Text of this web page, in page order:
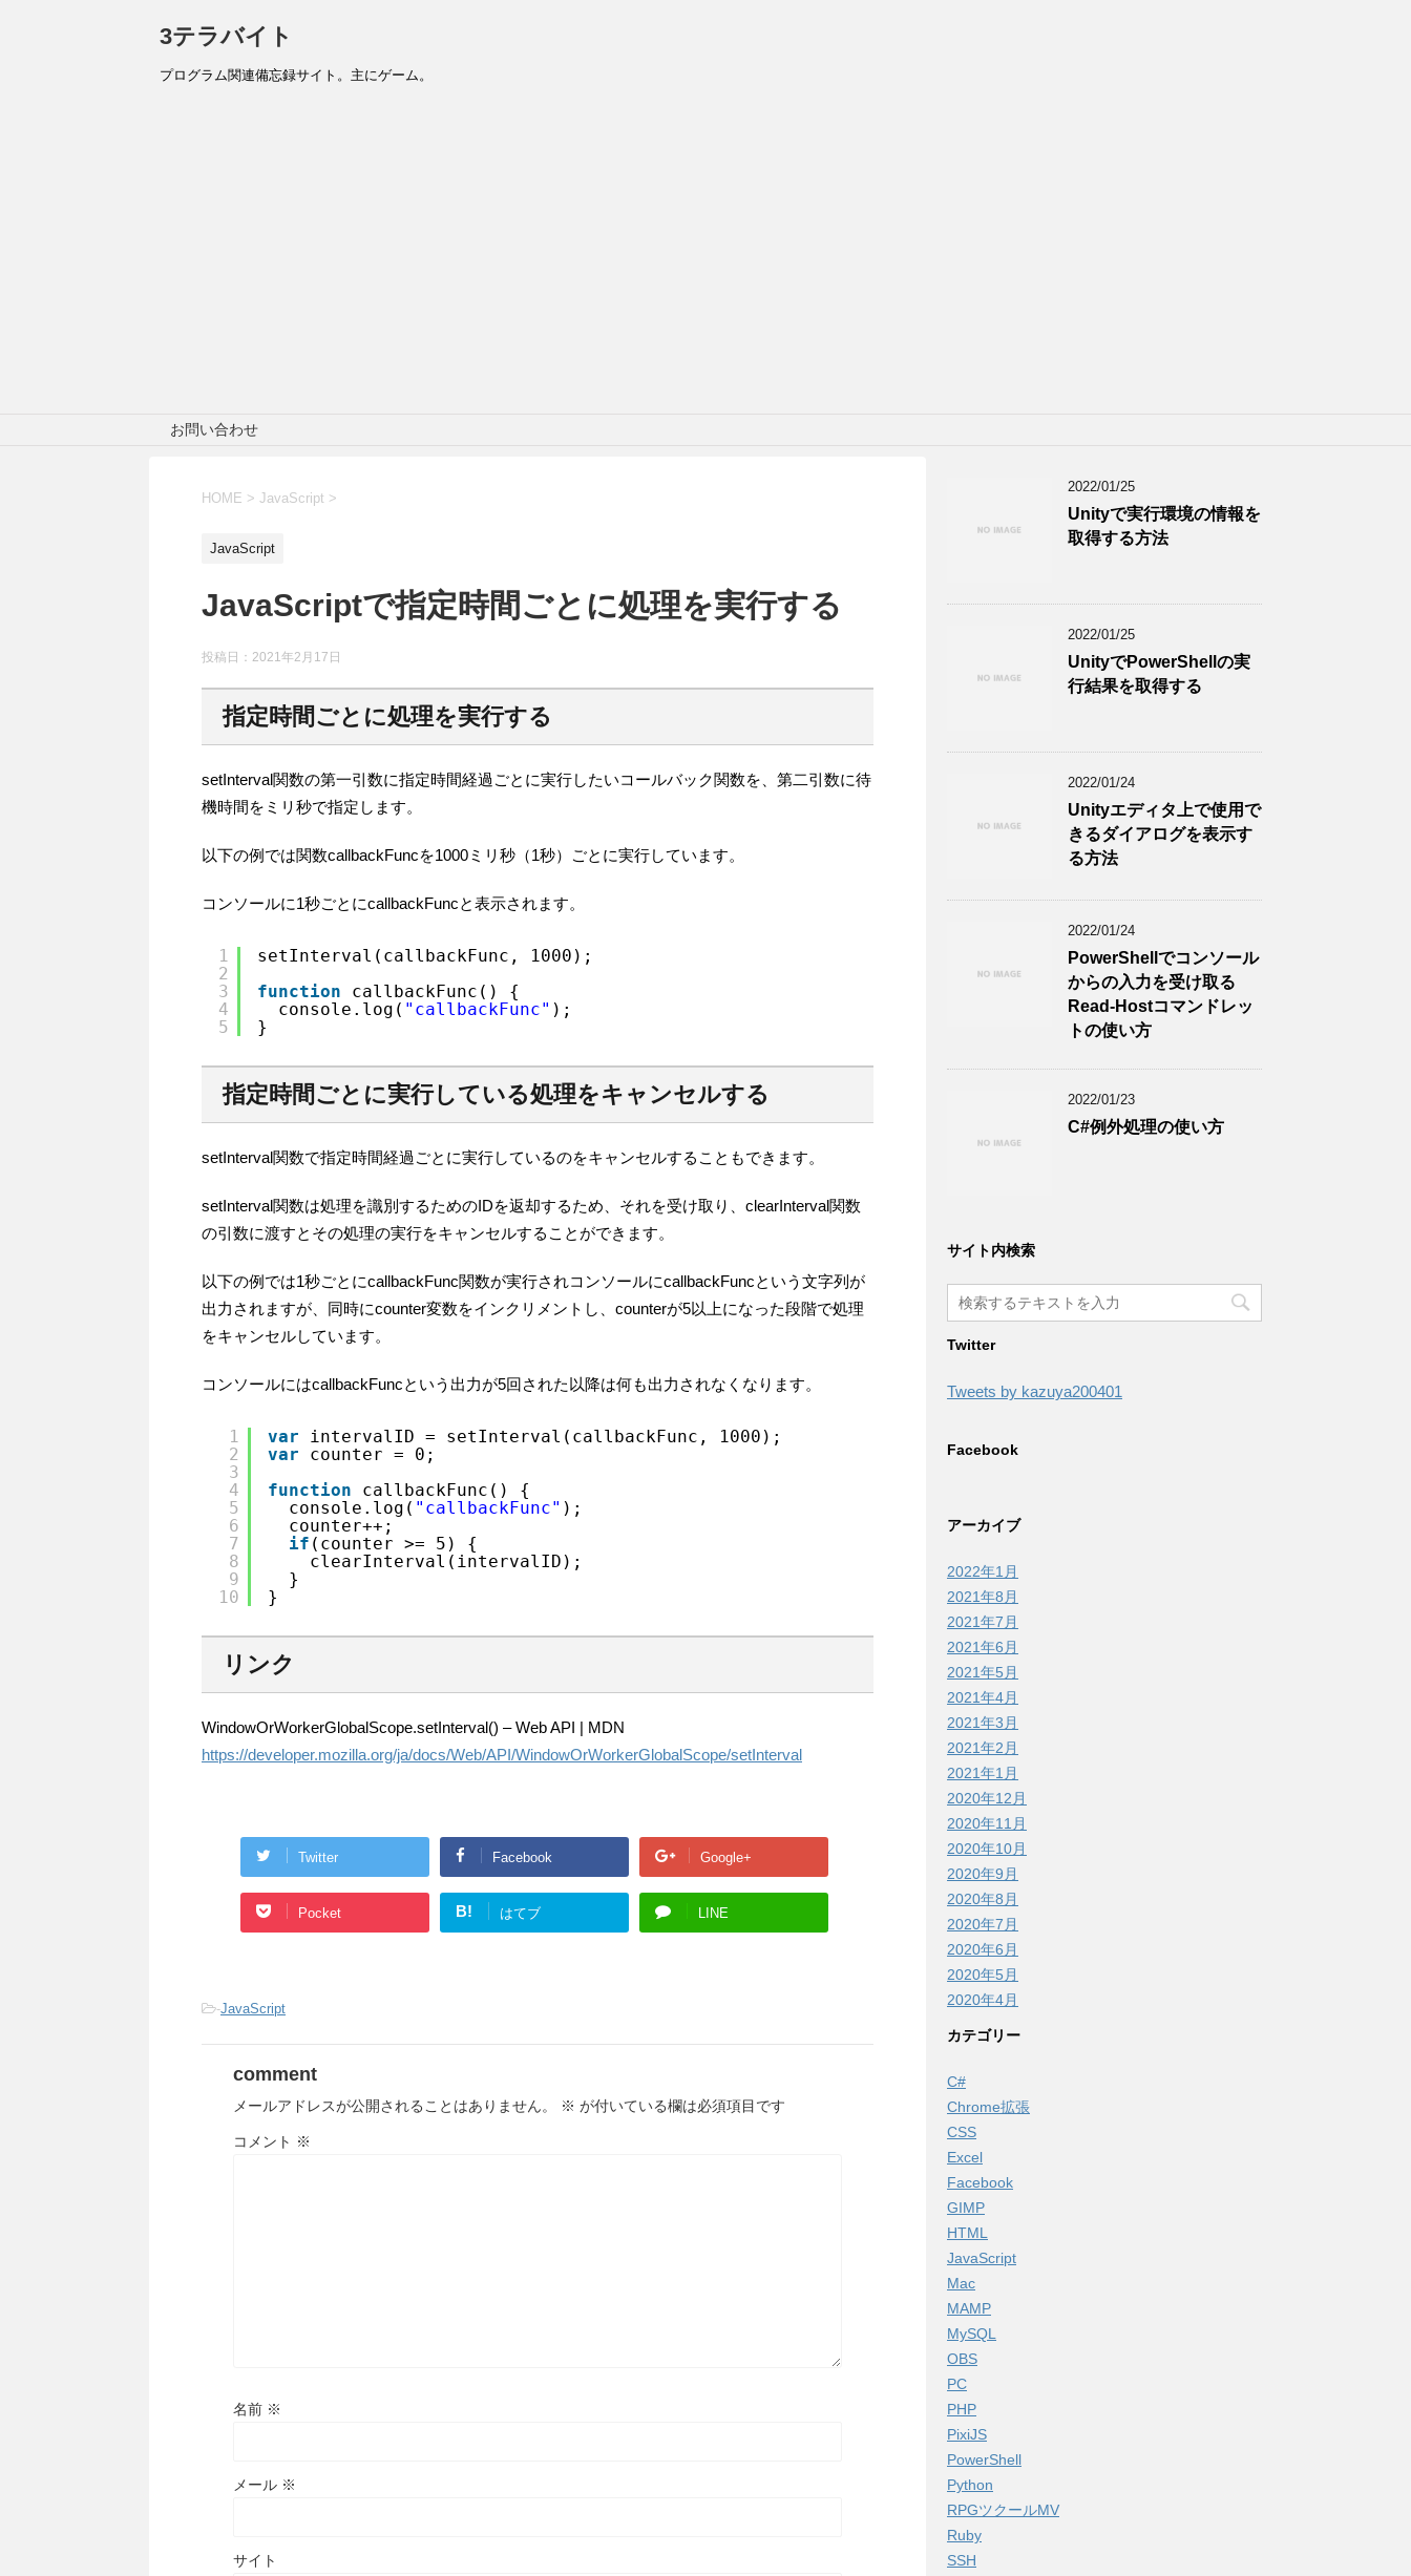
3テラバイト
プログラム関連備忘録サイト。主にゲーム。
お問い合わせ
HOME > JavaScript >
JavaScript
JavaScriptで指定時間ごとに処理を実行する
投稿日： 2021年2月17日
指定時間ごとに処理を実行する
setInterval関数の第一引数に指定時間経過ごとに実行したいコールバック関数を、第二引数に待
機時間をミリ秒で指定します。
以下の例では関数callbackFuncを1000ミリ秒（1秒）ごとに実行しています。
コンソールに1秒ごとにcallbackFuncと表示されます。
1
2
3
4
5
setInterval(callbackFunc, 1000);
function
callbackFunc() {
console.log( "callbackFunc" );
}
指定時間ごとに実行している処理をキャンセルする
setInterval関数で指定時間経過ごとに実行しているのをキャンセルすることもできます。
setInterval関数は処理を識別するためのIDを返却するため、それを受け取り、clearInterval関数
の引数に渡すとその処理の実行をキャンセルすることができます。
以下の例では1秒ごとにcallbackFunc関数が実行されコンソールにcallbackFuncという文字列が
出力されますが、同時にcounter変数をインクリメントし、counterが5以上になった段階で処理
をキャンセルしています。
コンソールにはcallbackFuncという出力が5回された以降は何も出力されなくなります。
1
2
3
4
5
6
7
8
9
10
var
intervalID = setInterval(callbackFunc, 1000);
var
counter = 0;
function
callbackFunc() {
console.log( "callbackFunc" );
counter++;
if (counter >= 5) {
clearInterval(intervalID);
}
}
リンク
WindowOrWorkerGlobalScope.setInterval() – Web API | MDN
https://developer.mozilla.org/ja/docs/Web/API/WindowOrWorkerGlobalScope/setInterval
Twitter Facebook Google+
Pocket B! はてブ LINE
-JavaScript
comment
メールアドレスが公開されることはありません。 ※ が付いている欄は必須項目です
コメント ※
名前 ※
メール ※
サイト
2022/01/25
Unityで実行環境の情報を
取得する方法
2022/01/25
UnityでPowerShellの実
行結果を取得する
2022/01/24
Unityエディタ上で使用で
きるダイアログを表示す
る方法
2022/01/24
PowerShellでコンソール
からの入力を受け取る
Read-Hostコマンドレッ
トの使い方
2022/01/23
C#例外処理の使い方
サイト内検索
Twitter
Tweets by kazuya200401
Facebook
アーカイブ
2022年1月
2021年8月
2021年7月
2021年6月
2021年5月
2021年4月
2021年3月
2021年2月
2021年1月
2020年12月
2020年11月
2020年10月
2020年9月
2020年8月
2020年7月
2020年6月
2020年5月
2020年4月
カテゴリー
C#
Chrome拡張
CSS
Excel
Facebook
GIMP
HTML
JavaScript
Mac
MAMP
MySQL
OBS
PC
PHP
PixiJS
PowerShell
Python
RPGツクールMV
Ruby
SSH